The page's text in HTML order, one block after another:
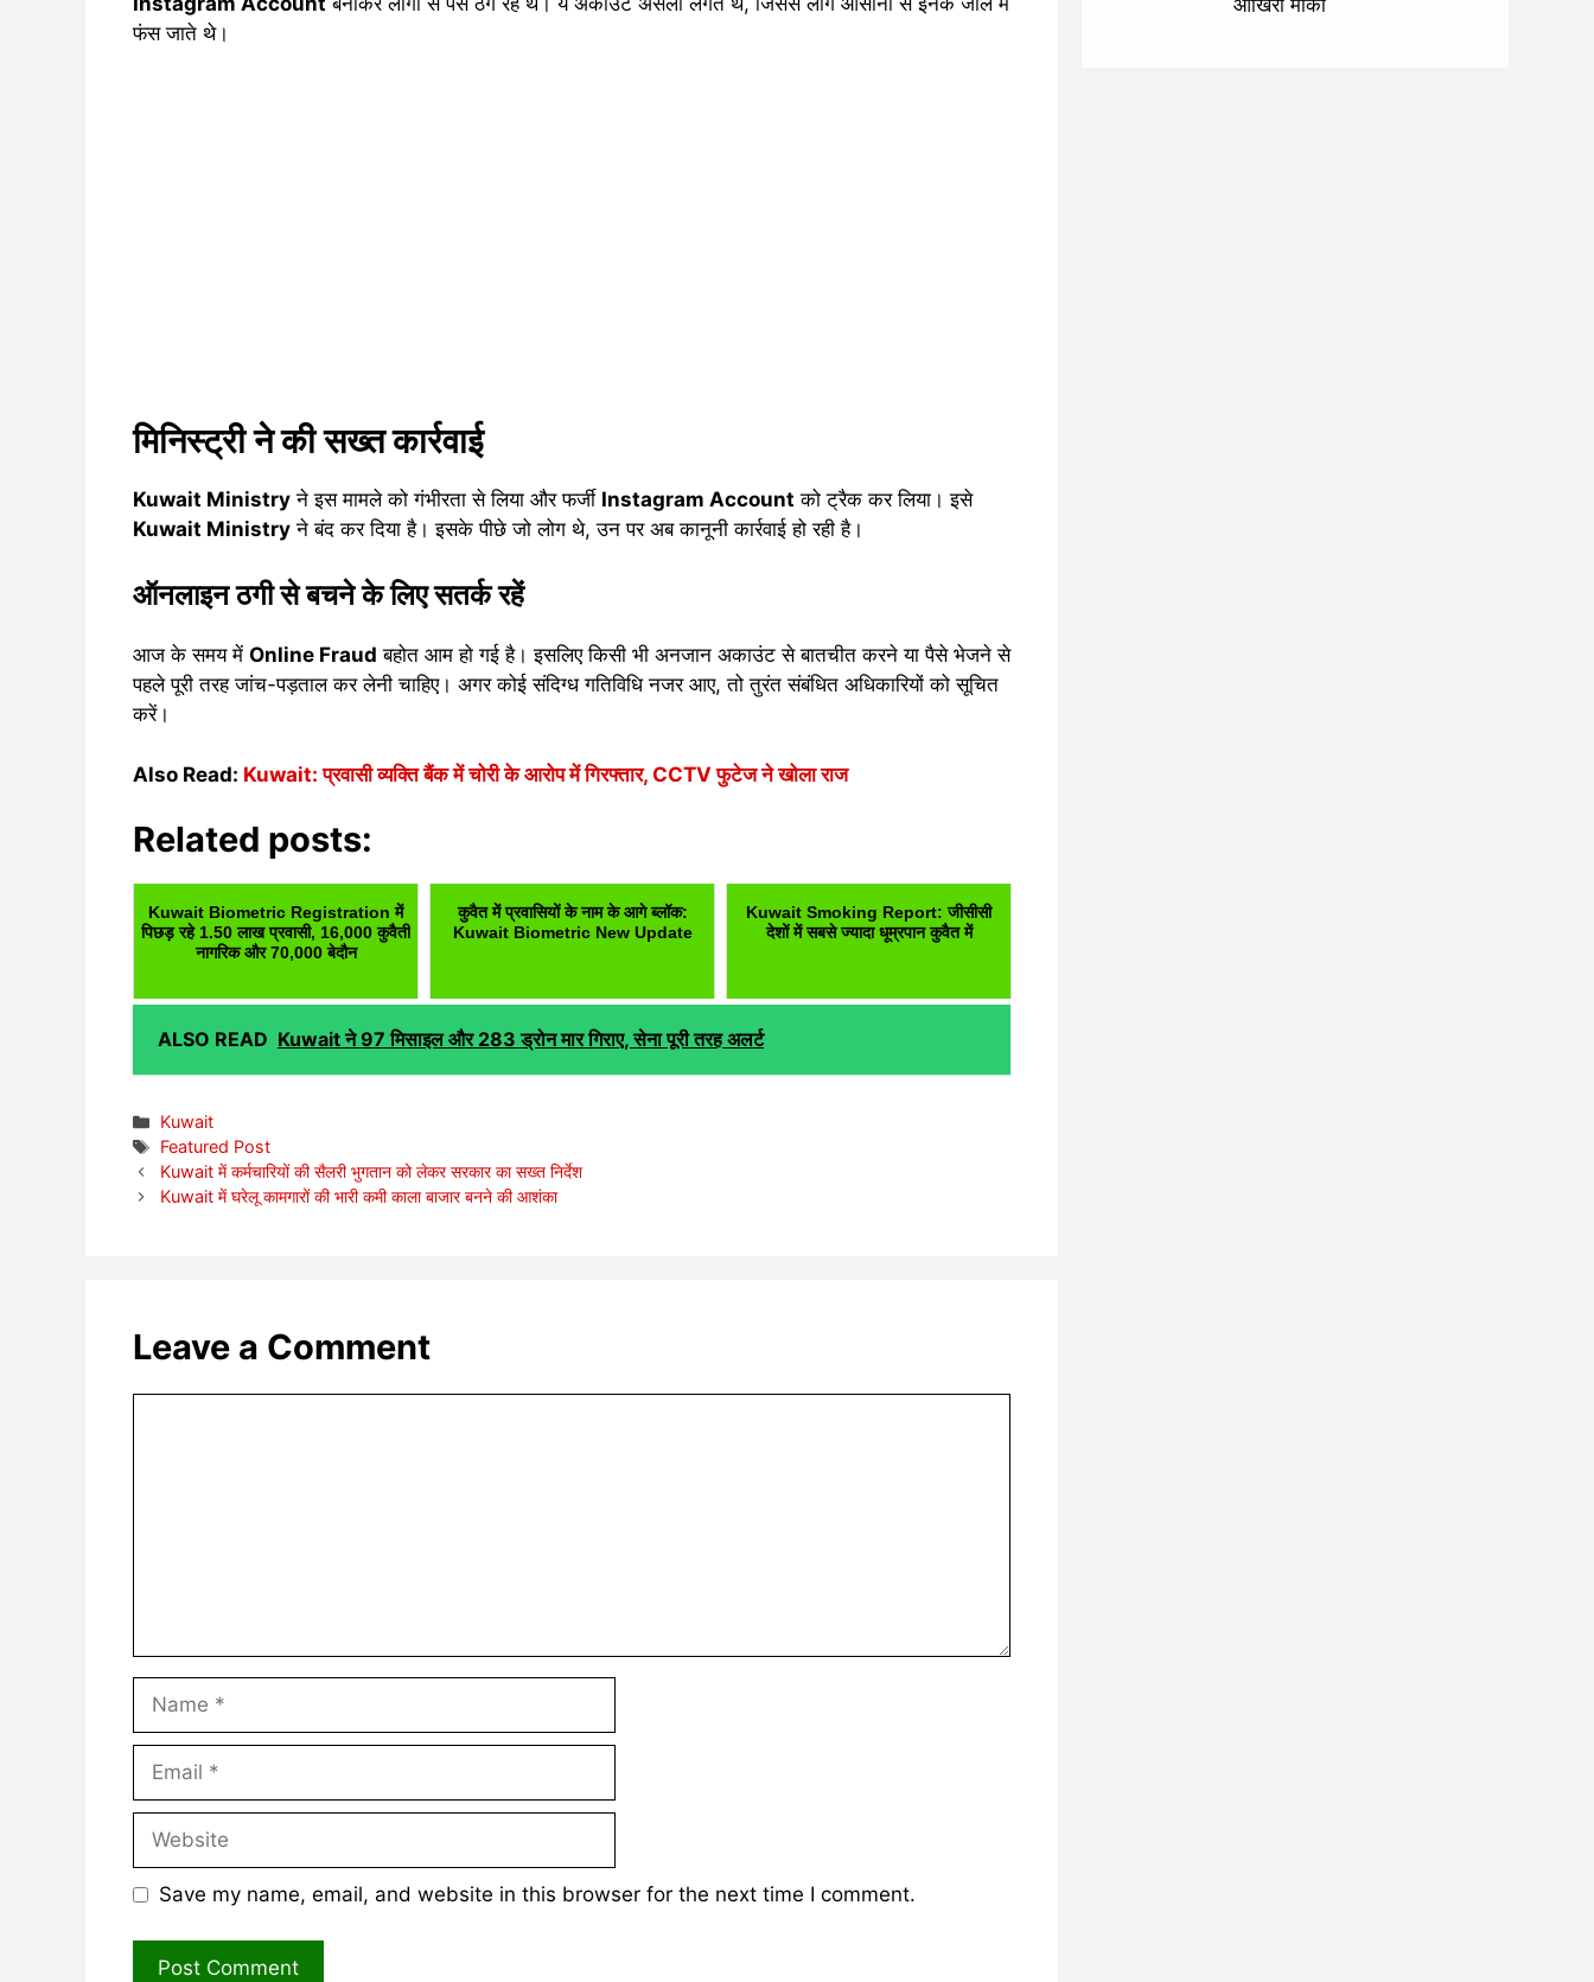
फंस जाते थे।
मिनिस्ट्री ने की सख्त कार्रवाई
Kuwait Ministry ने इस मामले को गंभीरता से लिया और फर्जी Instagram Account को ट्रैक कर लिया। इसे
Kuwait Ministry ने बंद कर दिया है। इसके पीछे जो लोग थे, उन पर अब कानूनी कार्रवाई हो रही है।
ऑनलाइन ठगी से बचने के लिए सतर्क रहें
आज के समय में Online Fraud बहोत आम हो गई है। इसलिए किसी भी अनजान अकाउंट से बातचीत करने या पैसे भेजने से
पहले पूरी तरह जांच-पड़ताल कर लेनी चाहिए। अगर कोई संदिग्ध गतिविधि नजर आए, तो तुरंत संबंधित अधिकारियों को सूचित
करें।
Also Read: Kuwait: प्रवासी व्यक्ति बैंक में चोरी के आरोप में गिरफ्तार, CCTV फुटेज ने खोला राज
Related posts:
Kuwait Biometric Registration में
पिछड़ रहे 1.50 लाख प्रवासी, 16,000 कुवैती
नागरिक और 70,000 बेदौन
कुवैत में प्रवासियों के नाम के आगे ब्लॉक:
Kuwait Biometric New Update
Kuwait Smoking Report: जीसीसी
देशों में सबसे ज्यादा धूम्रपान कुवैत में
ALSO READ Kuwait ने 97 मिसाइल और 283 ड्रोन मार गिराए, सेना पूरी तरह अलर्ट
Categories
Kuwait
Tags
Featured Post
Kuwait में कर्मचारियों की सैलरी भुगतान को लेकर सरकार का सख्त निर्देश
Kuwait में घरेलू कामगारों की भारी कमी काला बाजार बनने की आशंका
Leave a Comment
Name
Email
Website
Save my name, email, and website in this browser for the next time I comment.
आखिरी मौका